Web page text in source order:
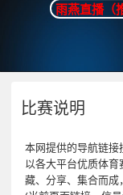
雨燕直播（
比赛说明
本网提供的导航链接
以各大平台优质体
藏、分享、集合而